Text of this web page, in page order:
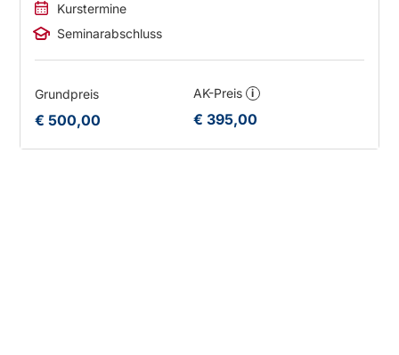
Kurstermine
Seminarabschluss
Grundpreis
€ 500,00
AK-Preis i
€ 395,00